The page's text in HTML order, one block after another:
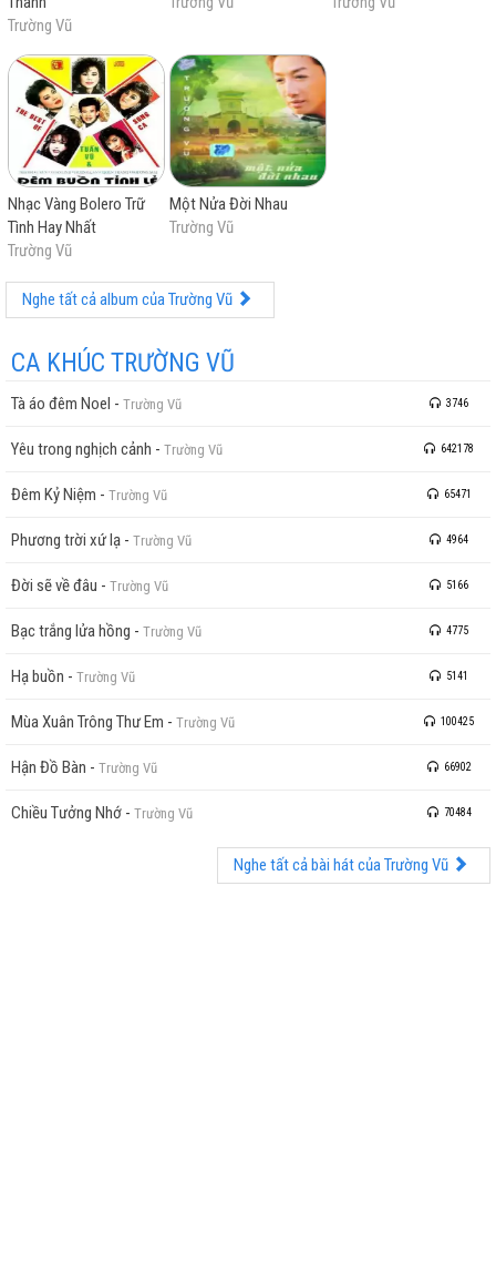
Trường Vũ
Nhạc Vàng Bolero Trữ
Tình Hay Nhất
Trường Vũ
Một Nửa Đời Nhau
Trường Vũ
Nghe tất cả album của Trường Vũ
CA KHÚC TRƯỜNG VŨ
Tà áo đêm Noel - Trường Vũ 3746
Yêu trong nghịch cảnh - Trường Vũ 642178
Đêm Kỷ Niệm - Trường Vũ 65471
Phương trời xứ lạ - Trường Vũ 4964
Đời sẽ về đâu - Trường Vũ 5166
Bạc trắng lửa hồng - Trường Vũ 4775
Hạ buồn - Trường Vũ 5141
Mùa Xuân Trông Thư Em - Trường Vũ 100425
Hận Đồ Bàn - Trường Vũ 66902
Chiều Tưởng Nhớ - Trường Vũ 70484
Nghe tất cả bài hát của Trường Vũ